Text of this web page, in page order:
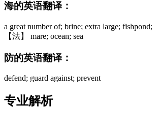
海的英语翻译：
a great number of; brine; extra large; fishpond;
【法】 mare; ocean; sea
防的英语翻译：
defend; guard against; prevent
专业解析